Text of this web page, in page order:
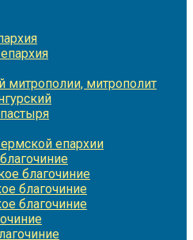
митрополии, митрополит
епархии
благочиние
благочиние
благочиние